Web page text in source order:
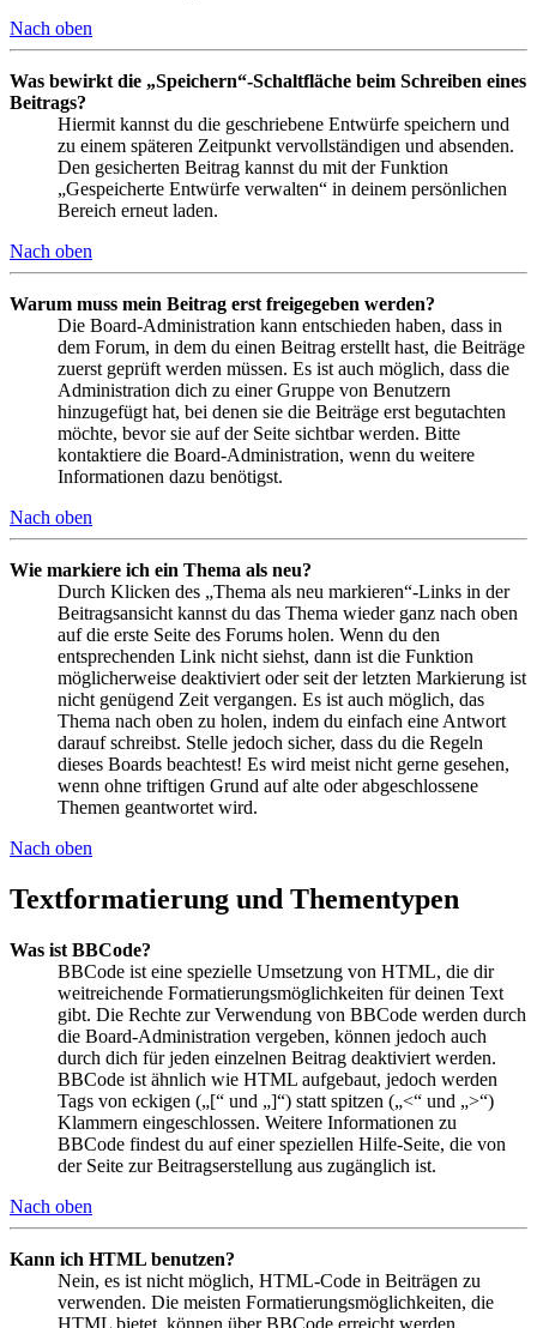
Nach oben
Was bewirkt die „Speichern“-Schaltfläche beim Schreiben eines
Beitrags?
Hiermit kannst du die geschriebene Entwürfe speichern und
zu einem späteren Zeitpunkt vervollständigen und absenden.
Den gesicherten Beitrag kannst du mit der Funktion
„Gespeicherte Entwürfe verwalten“ in deinem persönlichen
Bereich erneut laden.
Nach oben
Warum muss mein Beitrag erst freigegeben werden?
Die Board-Administration kann entschieden haben, dass in
dem Forum, in dem du einen Beitrag erstellt hast, die Beiträge
zuerst geprüft werden müssen. Es ist auch möglich, dass die
Administration dich zu einer Gruppe von Benutzern
hinzugefügt hat, bei denen sie die Beiträge erst begutachten
möchte, bevor sie auf der Seite sichtbar werden. Bitte
kontaktiere die Board-Administration, wenn du weitere
Informationen dazu benötigst.
Nach oben
Wie markiere ich ein Thema als neu?
Durch Klicken des „Thema als neu markieren“-Links in der
Beitragsansicht kannst du das Thema wieder ganz nach oben
auf die erste Seite des Forums holen. Wenn du den
entsprechenden Link nicht siehst, dann ist die Funktion
möglicherweise deaktiviert oder seit der letzten Markierung ist
nicht genügend Zeit vergangen. Es ist auch möglich, das
Thema nach oben zu holen, indem du einfach eine Antwort
darauf schreibst. Stelle jedoch sicher, dass du die Regeln
dieses Boards beachtest! Es wird meist nicht gerne gesehen,
wenn ohne triftigen Grund auf alte oder abgeschlossene
Themen geantwortet wird.
Nach oben
Textformatierung und Thementypen
Was ist BBCode?
BBCode ist eine spezielle Umsetzung von HTML, die dir
weitreichende Formatierungsmöglichkeiten für deinen Text
gibt. Die Rechte zur Verwendung von BBCode werden durch
die Board-Administration vergeben, können jedoch auch
durch dich für jeden einzelnen Beitrag deaktiviert werden.
BBCode ist ähnlich wie HTML aufgebaut, jedoch werden
Tags von eckigen („[“ und „]“) statt spitzen („<“ und „>“)
Klammern eingeschlossen. Weitere Informationen zu
BBCode findest du auf einer speziellen Hilfe-Seite, die von
der Seite zur Beitragserstellung aus zugänglich ist.
Nach oben
Kann ich HTML benutzen?
Nein, es ist nicht möglich, HTML-Code in Beiträgen zu
verwenden. Die meisten Formatierungsmöglichkeiten, die
HTML bietet, können über BBCode erreicht werden.